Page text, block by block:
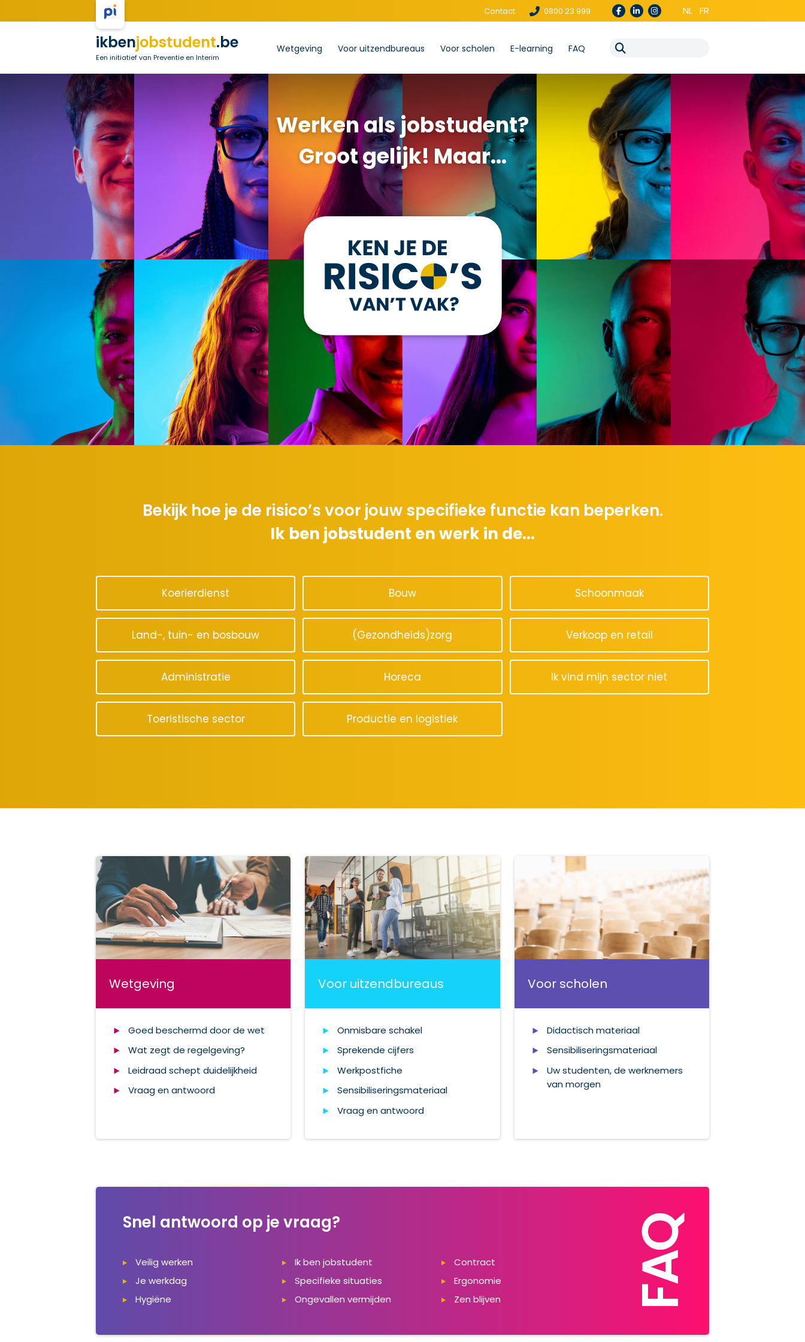
Contact 0800 23 999 NL FR
ikbenjobstudent.be
Een initiatief van Preventie en Interim
Wetgeving Voor uitzendbureaus Voor scholen E-learning FAQ
Werken als jobstudent?
Groot gelijk! Maar...
Bekijk hoe je de risico’s voor jouw specifieke functie kan beperken.
Ik ben jobstudent en werk in de...
Koerierdienst Bouw Schoonmaak
Land-, tuin- en bosbouw (Gezondheids)zorg Verkoop en retail
Administratie Horeca Ik vind mijn sector niet
Toeristische sector Productie en logistiek
Wetgeving
Goed beschermd door de wet
Wat zegt de regelgeving?
Leidraad schept duidelijkheid
Vraag en antwoord
Voor uitzendbureaus
Onmisbare schakel
Sprekende cijfers
Werkpostfiche
Sensibiliseringsmateriaal
Vraag en antwoord
Voor scholen
Didactisch materiaal
Sensibiliseringsmateriaal
Uw studenten, de werknemers
van morgen
Snel antwoord op je vraag?
Veilig werken Ik ben jobstudent
Contract
Je werkdag
Specifieke situaties
Ergonomie
Hygiëne
Ongevallen vermijden Zen blijven FAQ